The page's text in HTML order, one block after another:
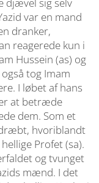
var en mand
dranker,
reagerede kun i
Hussein (as) og
tog Imam
I løbet af hans
at betræde
dem. Som et
hvoriblandt
Profet (sa).
og tvunget
mænd. I det